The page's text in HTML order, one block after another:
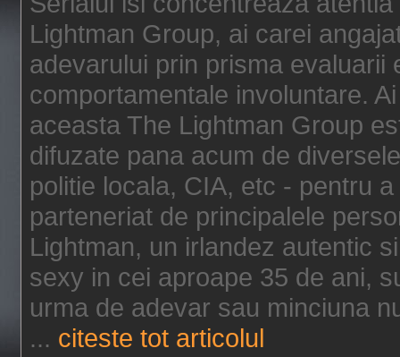
Lightman Group, ai carei
adevarului prin prisma evaluarii
comportamentale involuntare.
aceasta The Lightman Group
difuzate pana acum de
politie locala, CIA, etc - pentru
parteneriat de principalele
Lightman, un irlandez autentic
sexy in cei aproape 35 de ani,
urma de adevar sau minciuna
... citeste tot articolul